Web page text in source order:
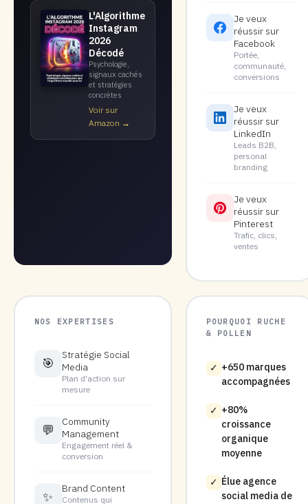
L'Algorithme
Instagram
2026
Décodé
Psychologie,
signaux cachés
et stratégies
concrètes
Voir sur
Amazon →
Je veux
réussir sur
Facebook
Portée,
communauté,
conversions
Je veux
réussir sur
LinkedIn
Leads B2B,
personal
branding
Je veux
réussir sur
Pinterest
Trafic, clics,
ventes
NOS EXPERTISES
🎯
Stratégie Social
Media
Plan d'action sur
mesure
💬
Community
Management
Engagement réel &
conversion
✨
Brand Content
Contenus qui
POURQUOI RUCHE
& POLLEN
✓ +650 marques
accompagnées
✓ +80%
croissance
organique
moyenne
✓ Élue agence
social media de